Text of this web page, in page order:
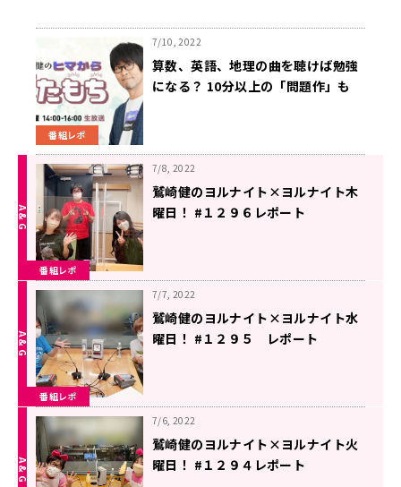
番組レポ
7/10, 2022
算数、英語、地理の曲を聴けば勉強
になる？ 10分以上の「問題作」も
番組レポ
7/8, 2022
鷲崎健のヨルナイト×ヨルナイト木
曜日！ #１２９６レポート
番組レポ
7/7, 2022
鷲崎健のヨルナイト×ヨルナイト水
曜日！ #１２９５ レポート
7/6, 2022
鷲崎健のヨルナイト×ヨルナイト火
曜日！ #１２９４レポート